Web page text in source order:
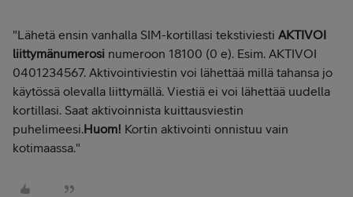
"L ähetä ensin vanhalla SIM-kortillasi tekstiviesti AKTIVOI
liittymänumerosi numeroon 18100 (0 e). Esim. AKTIVOI
0401234567. Aktivointiviestin voi lähettää millä tahansa jo
käytössä olevalla liittymällä. Viestiä ei voi lähettää uudella
kortillasi. Saat aktivoinnista kuittausviestin
puhelimeesi.Huom! Kortin aktivointi onnistuu vain
kotimaassa."